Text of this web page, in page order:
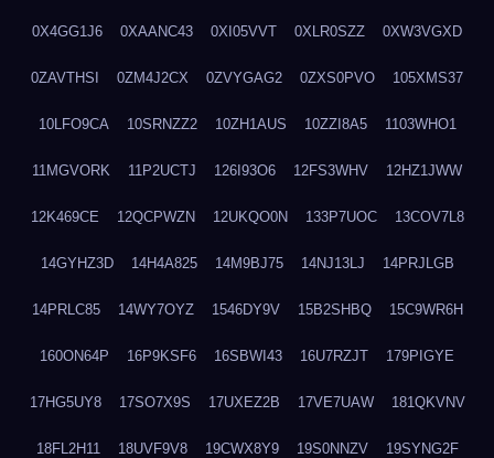
0X4GG1J6 0XAANC43 0XI05VVT 0XLR0SZZ 0XW3VGXD
0ZAVTHSI 0ZM4J2CX 0ZVYGAG2 0ZXS0PVO 105XMS37
10LFO9CA 10SRNZZ2 10ZH1AUS 10ZZI8A5 1103WHO1
11MGVORK 11P2UCTJ 126I93O6 12FS3WHV 12HZ1JWW
12K469CE 12QCPWZN 12UKQO0N 133P7UOC 13COV7L8
14GYHZ3D 14H4A825 14M9BJ75 14NJ13LJ 14PRJLGB
14PRLC85 14WY7OYZ 1546DY9V 15B2SHBQ 15C9WR6H
160ON64P 16P9KSF6 16SBWI43 16U7RZJT 179PIGYE
17HG5UY8 17SO7X9S 17UXEZ2B 17VE7UAW 181QKVNV
18FL2H11 18UVF9V8 19CWX8Y9 19S0NNZV 19SYNG2F